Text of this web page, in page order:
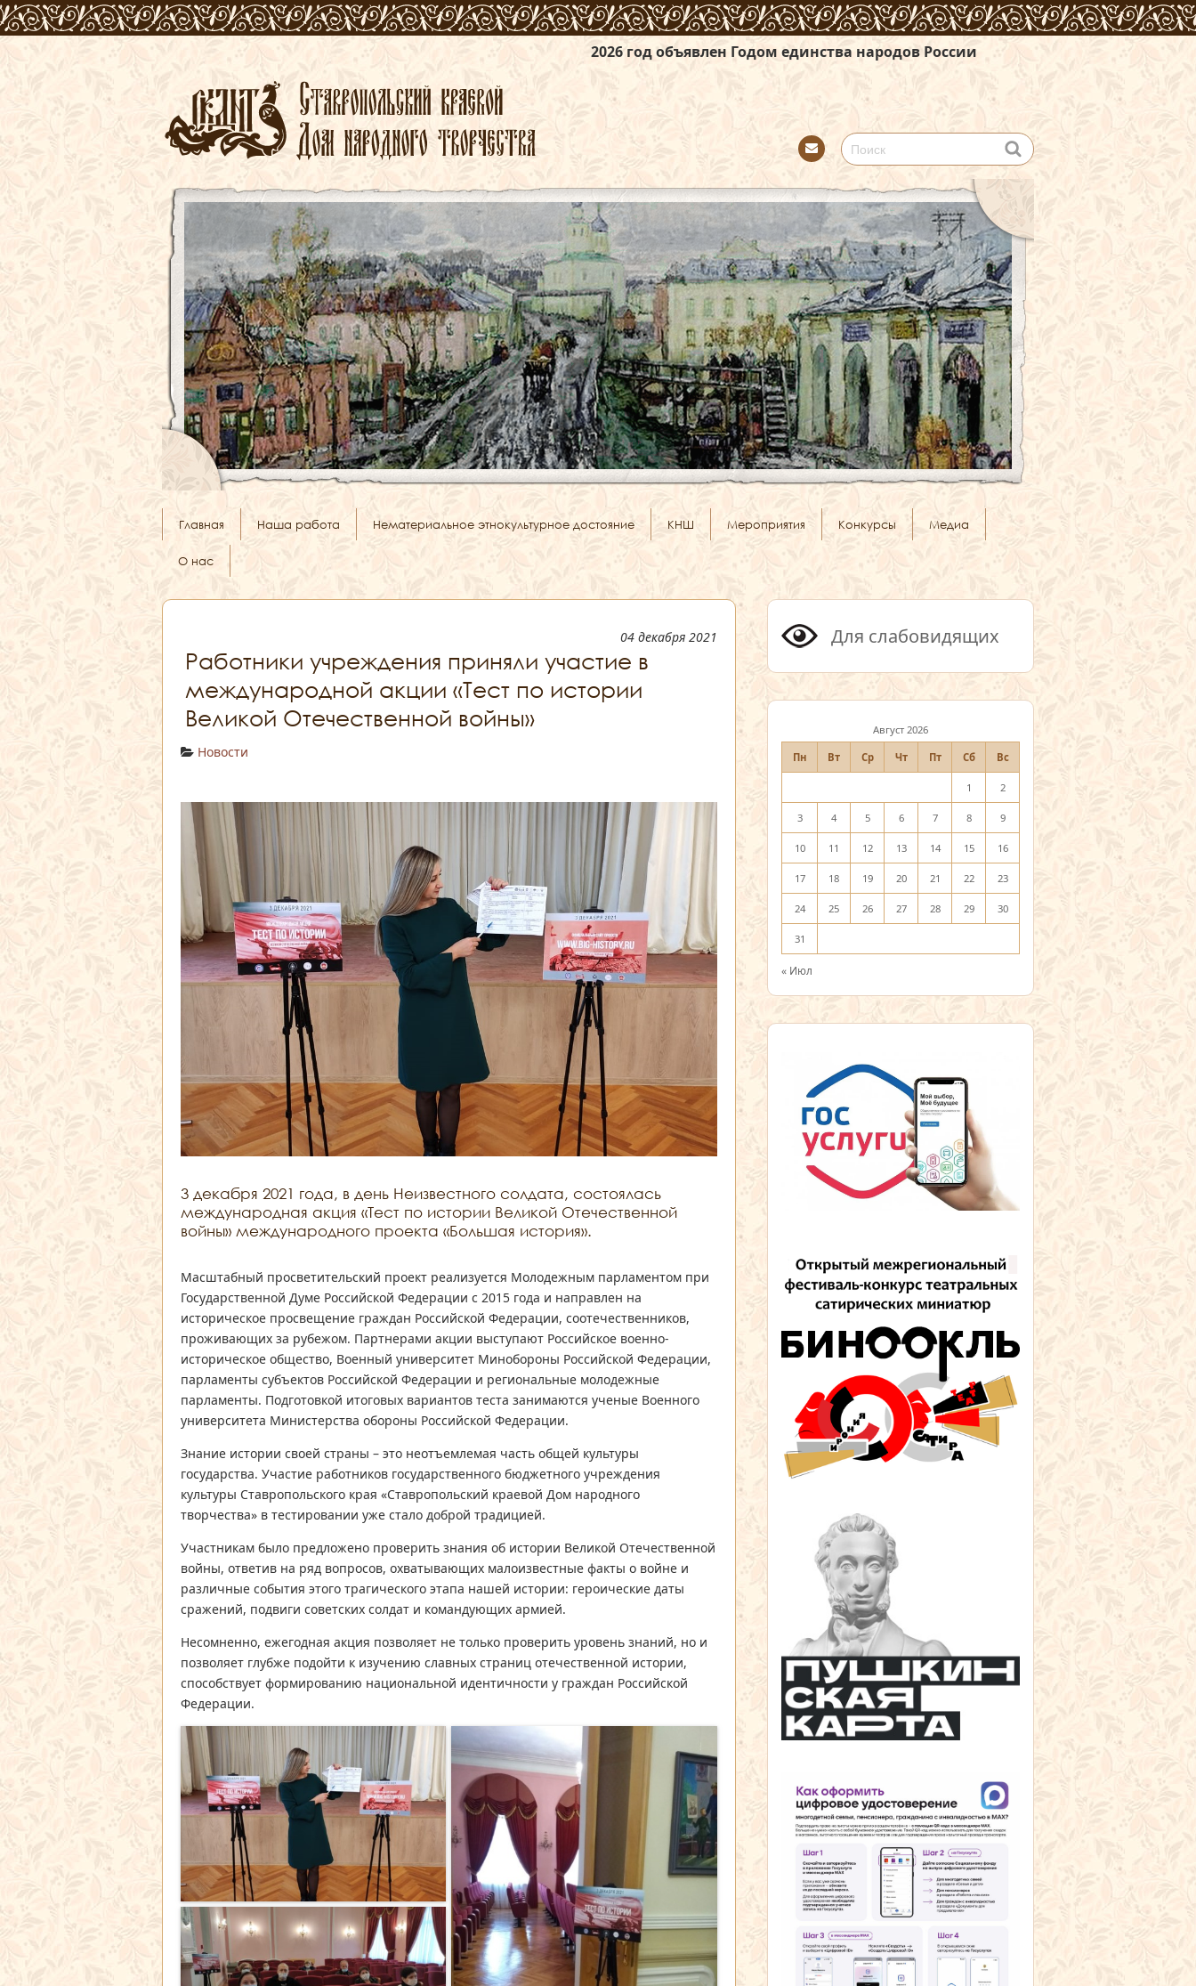
2026 год объявлен Годом единства народов России
tact
Главная Наша работа Нематериальное этнокультурное достояние КНШ Мероприятия Конкурсы Медиа
О нас
04 декабря 2021
Работники учреждения приняли участие в
международной акции «Тест по истории
Великой Отечественной войны»
Новости
3 декабря 2021 года, в день Неизвестного солдата, состоялась
международная акция «Тест по истории Великой Отечественной
войны» международного проекта «Большая история».
Масштабный просветительский проект реализуется Молодежным парламентом при
Государственной Думе Российской Федерации с 2015 года и направлен на
историческое просвещение граждан Российской Федерации, соотечественников,
проживающих за рубежом. Партнерами акции выступают Российское военно-
историческое общество, Военный университет Минобороны Российской Федерации,
парламенты субъектов Российской Федерации и региональные молодежные
парламенты. Подготовкой итоговых вариантов теста занимаются ученые Военного
университета Министерства обороны Российской Федерации.
Знание истории своей страны – это неотъемлемая часть общей культуры
государства. Участие работников государственного бюджетного учреждения
культуры Ставропольского края «Ставропольский краевой Дом народного
творчества» в тестировании уже стало доброй традицией.
Участникам было предложено проверить знания об истории Великой Отечественной
войны, ответив на ряд вопросов, охватывающих малоизвестные факты о войне и
различные события этого трагического этапа нашей истории: героические даты
сражений, подвиги советских солдат и командующих армией.
Несомненно, ежегодная акция позволяет не только проверить уровень знаний, но и
позволяет глубже подойти к изучению славных страниц отечественной истории,
способствует формированию национальной идентичности у граждан Российской
Федерации.
Для слабовидящих
Август 2026
Пн Вт Ср Чт Пт Сб Вс
1 2
3 4 5 6 7 8 9
10 11 12 13 14 15 16
17 18 19 20 21 22 23
24 25 26 27 28 29 30
31
« Июл